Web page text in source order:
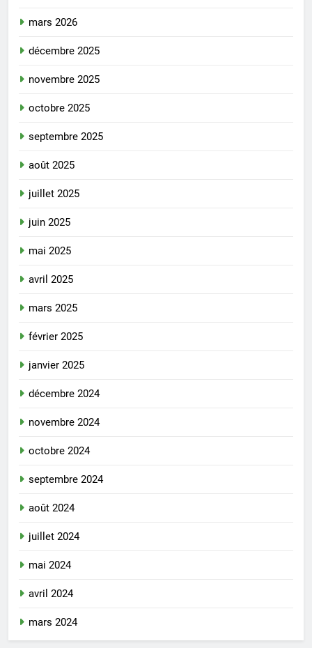
mars 2026
décembre 2025
novembre 2025
octobre 2025
septembre 2025
août 2025
juillet 2025
juin 2025
mai 2025
avril 2025
mars 2025
février 2025
janvier 2025
décembre 2024
novembre 2024
octobre 2024
septembre 2024
août 2024
juillet 2024
mai 2024
avril 2024
mars 2024